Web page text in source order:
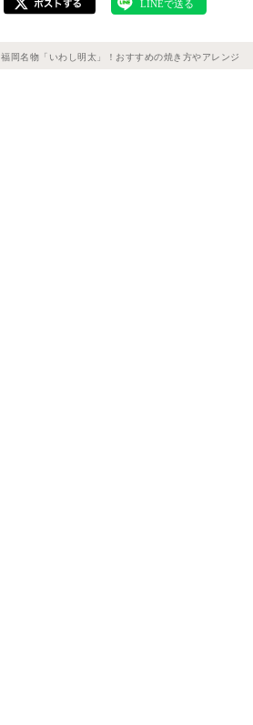
福岡名物「いわし明太」！おすすめの焼き方やアレンジレ